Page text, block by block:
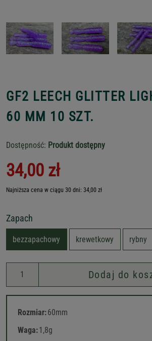
GF2 LEECH GLITTER
60 MM 10 SZT.
Dostępność: Produkt dostępny
34,00 zł
Najniższa cena w ciągu 30 dni: 34,00 zł
Zapach
bezzapachowy krewetkowy rybny
Dodaj do
Rozmiar:60mm
Waga:1,8g